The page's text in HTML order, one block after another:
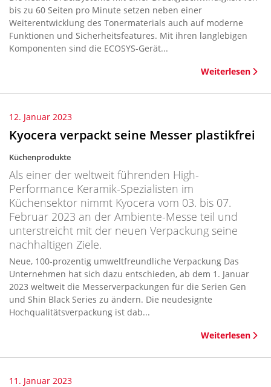
bis zu 60 Seiten pro Minute setzen neben einer
Weiterentwicklung des Tonermaterials auch auf moderne
Funktionen und Sicherheitsfeatures. Mit ihren langlebigen
Komponenten sind die ECOSYS-Gerät...
Weiterlesen
12. Januar 2023
Kyocera verpackt seine Messer plastikfrei
Küchenprodukte
Als einer der weltweit führenden High-
Performance Keramik-Spezialisten im
Küchensektor nimmt Kyocera vom 03. bis 07.
Februar 2023 an der Ambiente-Messe teil und
unterstreicht mit der neuen Verpackung seine
nachhaltigen Ziele.
Neue, 100-prozentig umweltfreundliche Verpackung Das
Unternehmen hat sich dazu entschieden, ab dem 1. Januar
2023 weltweit die Messerverpackungen für die Serien Gen
und Shin Black Series zu ändern. Die neudesignte
Hochqualitätsverpackung ist dab...
Weiterlesen
11. Januar 2023